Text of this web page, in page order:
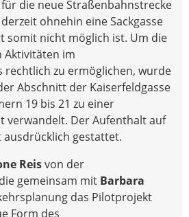
die neue Straßenbahnstrecke
ohnehin eine Sackgasse
somit nicht möglich ist. Um die
Aktivitäten im
rechtlich zu ermöglichen, wurde
Abschnitt der Kaiserfeldgasse
19 bis 21 zu einer
verwandelt. Der Aufenthalt auf
gestattet.
Reisvon der
gemeinsam mit Barbara
das Pilotprojekt
Form des